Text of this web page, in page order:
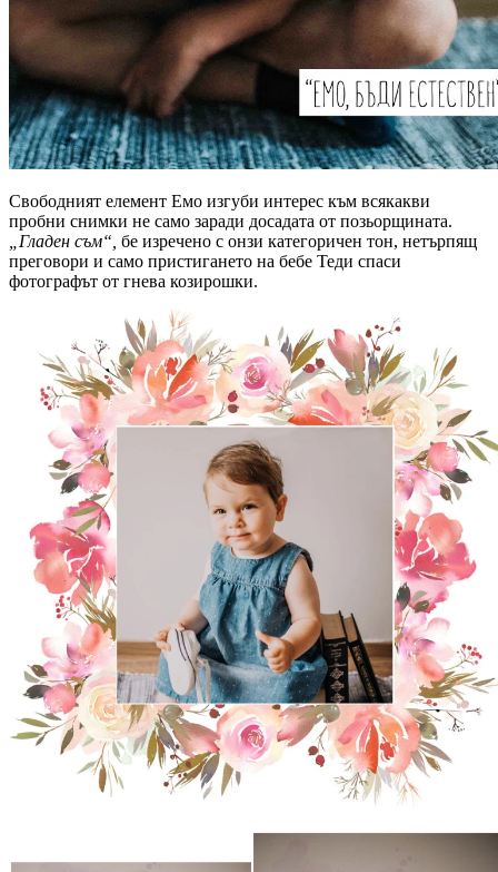
Свободният елемент Емо изгуби интерес към всякакви
пробни снимки не само заради досадата от позьорщината.
„Гладен съм“, бе изречено с онзи категоричен тон, нетърпящ
преговори и само пристигането на бебе Теди спаси
фотографът от гнева козирошки.